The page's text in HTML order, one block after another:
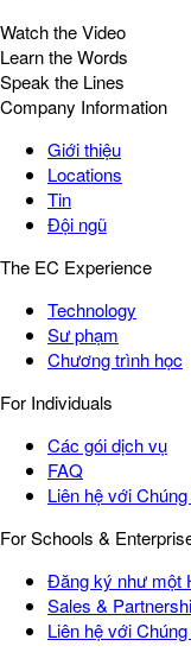
Watch the Video
Learn the Words
Speak the Lines
Company Information
Giới thiệu
Locations
Tin
Đội ngũ
The EC Experience
Technology
Sư phạm
Chương trình học
For Individuals
Các gói dịch vụ
FAQ
Liên hệ với
For Schools &
Đăng ký như một
Sales &
Liên hệ với